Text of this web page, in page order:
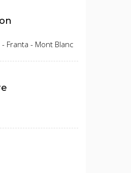
Franta - Mont Blanc